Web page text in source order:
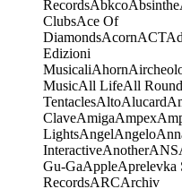
RecordsAbkcoAbsinthe
ClubsAce Of
DiamondsAcornACT
Edizioni
MusicaliAhorn
MusicAll LifeAll
TentaclesAltoAlucard
ClaveAmigaAmpex
LightsAngelAngelo
InteractiveAnotherANS
Gu-GaAppleAprelevka
RecordsARCArchiv